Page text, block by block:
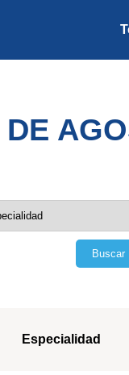
Buscar
Especialidad